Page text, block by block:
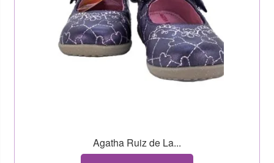
Agatha Ruiz de La...